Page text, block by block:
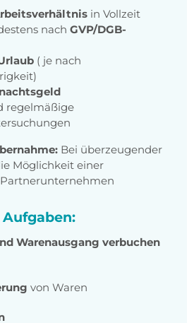
in Vollzeit
nach GVP/DGB-
( je nach
regelmäßige
Bei überzeugender
Möglichkeit einer
Warenausgang verbuchen
von Waren